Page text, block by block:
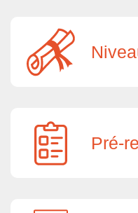
Pré-